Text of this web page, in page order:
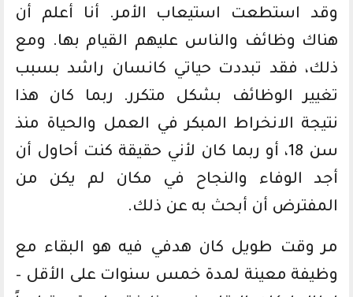
وقد استطعت استيعاب الأمر. أنا أعلم أن
هناك وظائف والناس عليهم القيام بها. ومع
ذلك، فقد تبددت حياتي كانسان راشد بسبب
تغيير الوظائف بشكل متكرر. ربما كان هذا
نتيجة الانخراط المبكر في العمل والحياة منذ
سن 18، أو ربما كان لأني حقيقة كنت أحاول أن
أجد الوفاء والنجاح في مكان لم يكن من
المفترض أن أبحث به عن ذلك.
مر وقت طويل كان هدفي فيه هو البقاء مع
وظيفة معينة لمدة خمس سنوات على الأقل –